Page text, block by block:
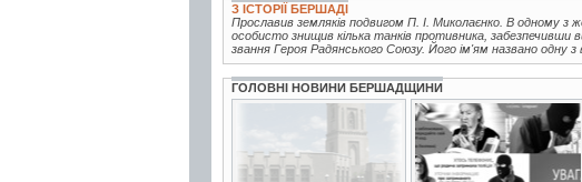
З ІСТОРІЇ БЕРШАДІ
Прославив земляків подвигом П. І. Миколаєнко. В одному з
особисто знищив кілька танків противника, забезпечивши
звання Героя Радянського Союзу. Його ім'ям названо одну з
ГОЛОВНІ НОВИНИ БЕРШАДЩИНИ